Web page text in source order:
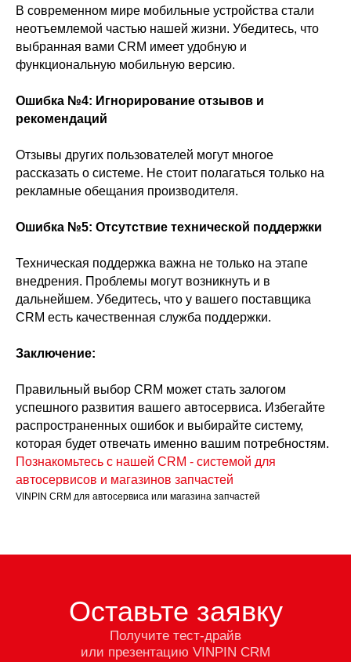
В современном мире мобильные устройства стали
неотъемлемой частью нашей жизни. Убедитесь, что
выбранная вами CRM имеет удобную и
функциональную мобильную версию.
Ошибка №4: Игнорирование отзывов и
рекомендаций
Отзывы других пользователей могут многое
рассказать о системе. Не стоит полагаться только на
рекламные обещания производителя.
Ошибка №5: Отсутствие технической поддержки
Техническая поддержка важна не только на этапе
внедрения. Проблемы могут возникнуть и в
дальнейшем. Убедитесь, что у вашего поставщика
CRM есть качественная служба поддержки.
Заключение:
Правильный выбор CRM может стать залогом
успешного развития вашего автосервиса. Избегайте
распространенных ошибок и выбирайте систему,
которая будет отвечать именно вашим потребностям.
Познакомьтесь с нашей CRM - системой для
автосервисов и магазинов запчастей
VINPIN CRM для автосервиса или магазина запчастей
Оставьте заявку
Получите тест-драйв
или презентацию VINPIN CRM